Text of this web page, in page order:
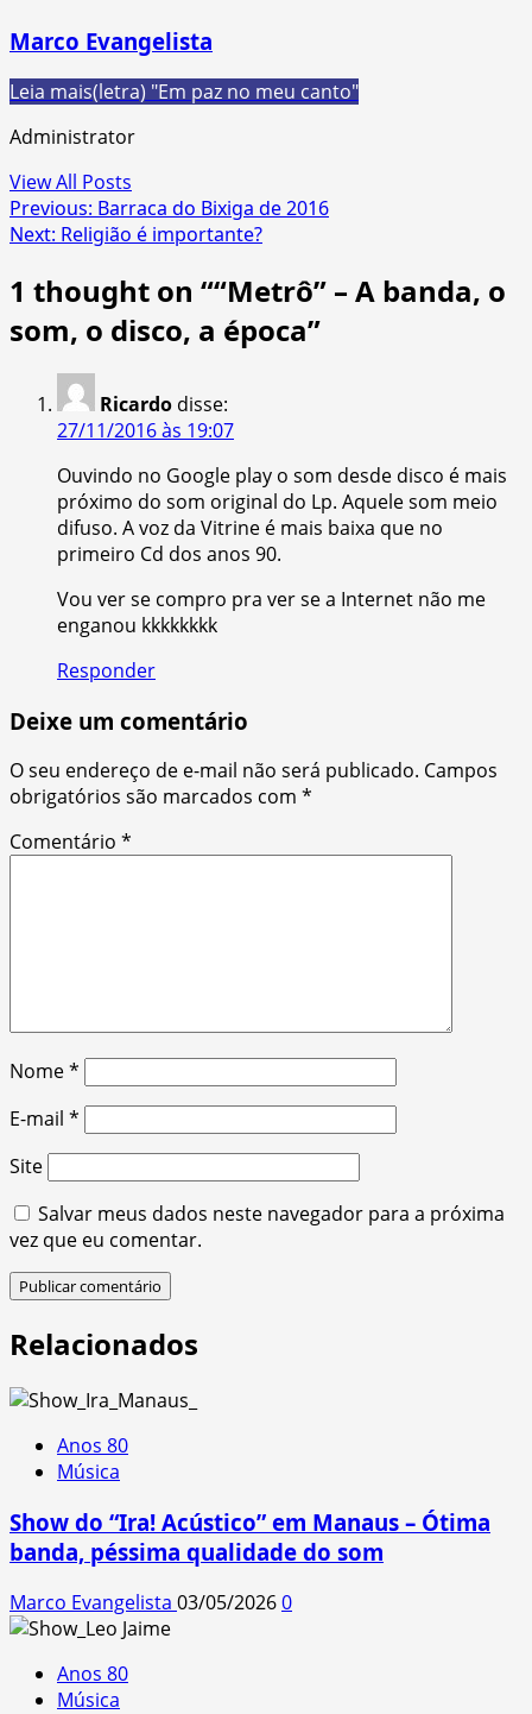
Marco Evangelista
Leia mais(letra) "Em paz no meu canto"
Administrator
View All Posts
Post
navigation
Previous: Barraca do Bixiga de 2016
Next: Religião é importante?
1 thought on ““Metrô” – A banda, o
som, o disco, a época”
Ricardo disse:
27/11/2016 às 19:07
Ouvindo no Google play o som desde disco é mais
próximo do som original do Lp. Aquele som meio
difuso. A voz da Vitrine é mais baixa que no
primeiro Cd dos anos 90.
Vou ver se compro pra ver se a Internet não me
enganou kkkkkkkk
Responder
Deixe um comentário
O seu endereço de e-mail não será publicado. Campos
obrigatórios são marcados com *
Comentário *
Nome*
E-mail *
Site
Salvar meus dados neste navegador para a próxima
vez que eu comentar.
Relacionados
Anos 80
Música
Show do “Ira! Acústico” em Manaus – Ótima
banda, péssima qualidade do som
Marco Evangelista 03/05/20260
Anos 80
Música